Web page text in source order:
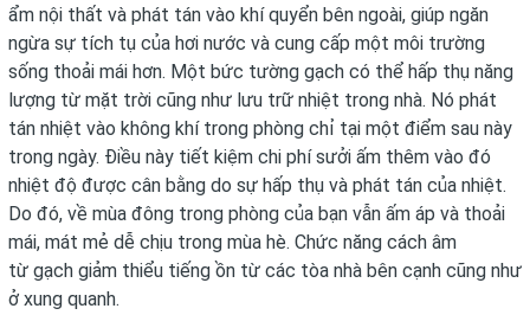
ẩm nội thất và phát tán vào khí quyển bên ngoài, giúp ngăn
ngừa sự tích tụ của hơi nước và cung cấp một môi trường
sống thoải mái hơn. Một bức tường gạch có thể hấp thụ năng
lượng từ mặt trời cũng như lưu trữ nhiệt trong nhà. Nó phát
tán nhiệt vào không khí trong phòng chỉ tại một điểm sau này
trong ngày. Điều này tiết kiệm chi phí sưởi ấm thêm vào đó
nhiệt độ được cân bằng do sự hấp thụ và phát tán của nhiệt.
Do đó, về mùa đông trong phòng của bạn vẫn ấm áp và thoải
mái, mát mẻ dễ chịu trong mùa hè. Chức năng cách âm
từ gạch giảm thiểu tiếng ồn từ các tòa nhà bên cạnh cũng như
ở xung quanh.